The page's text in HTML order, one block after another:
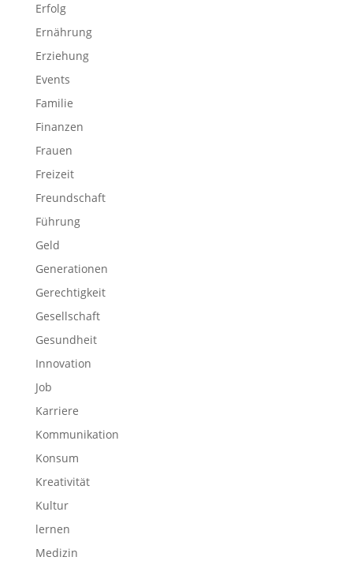
Erfolg
Ernährung
Erziehung
Events
Familie
Finanzen
Frauen
Freizeit
Freundschaft
Führung
Geld
Generationen
Gerechtigkeit
Gesellschaft
Gesundheit
Innovation
Job
Karriere
Kommunikation
Konsum
Kreativität
Kultur
lernen
Medizin